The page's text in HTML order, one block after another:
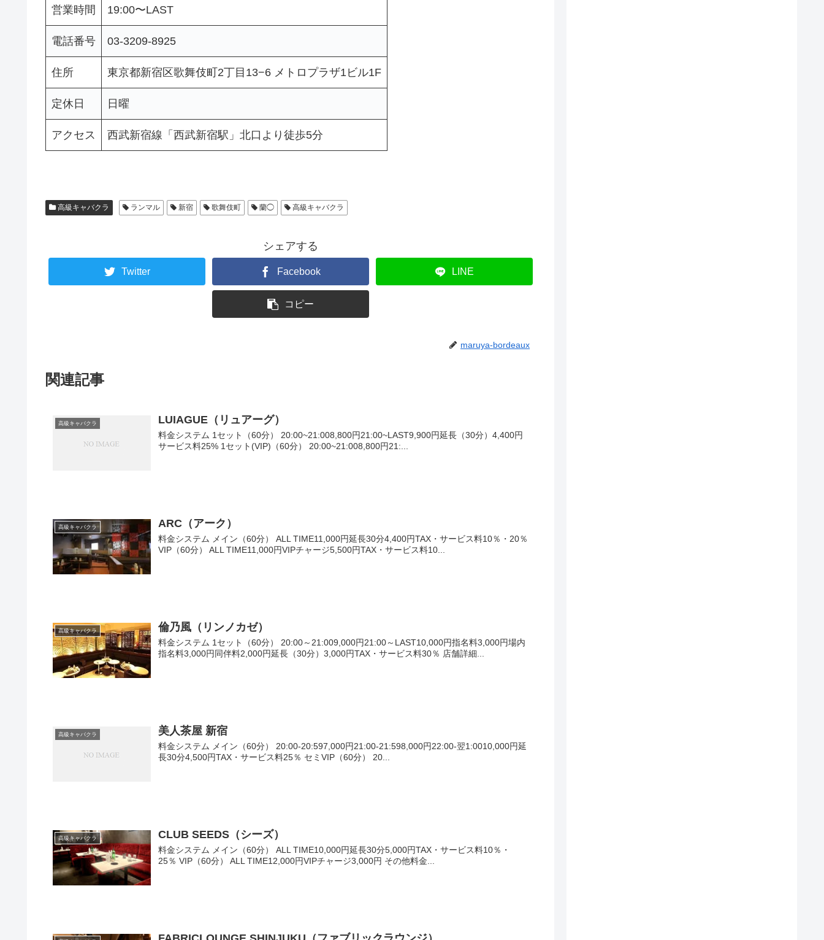
営業時間 19:00〜LAST
電話番号 03-3209-8925
住所 東京都新宿区歌舞伎町2丁目13−6 メトロプラザ1ビル1F
定休日 日曜
アクセス 西武新宿線「西武新宿駅」北口より徒歩5分
高級キャバクラ ランマル 新宿 歌舞伎町 蘭◯ 高級キャバクラ
シェアする
Twitter Facebook LINE
コピー
maruya-bordeaux
関連記事
高級キャバクラ LUIAGUE（リュアーグ）
料金システム 1セット（60分） 20:00~21:008,800円21:00~LAST9,900円延長（30分）4,400円
サービス料25% 1セット(VIP)（60分） 20:00~21:008,800円21:...
高級キャバクラ ARC（アーク）
料金システム メイン（60分） ALL TIME11,000円延長30分4,400円TAX・サービス料10％・20％
VIP（60分） ALL TIME11,000円VIPチャージ5,500円TAX・サービス料10...
高級キャバクラ 倫乃風（リンノカゼ）
料金システム 1セット（60分） 20:00～21:009,000円21:00～LAST10,000円指名料3,000円場内
指名料3,000円同伴料2,000円延長（30分）3,000円TAX・サービス料30％ 店舗詳細...
高級キャバクラ 美人茶屋 新宿
料金システム メイン（60分） 20:00-20:597,000円21:00-21:598,000円22:00-翌1:0010,000円延
長30分4,500円TAX・サービス料25％ セミVIP（60分） 20...
高級キャバクラ CLUB SEEDS（シーズ）
料金システム メイン（60分） ALL TIME10,000円延長30分5,000円TAX・サービス料10％・
25％ VIP（60分） ALL TIME12,000円VIPチャージ3,000円 その他料金...